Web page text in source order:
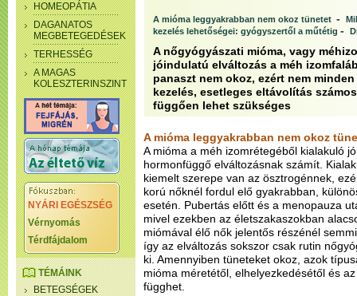
HOMEOPÁTIA
DAGANATOS
MEGBETEGEDÉSEK
TERHESSÉG
A MAGAS
KOLESZTERINSZINT
NYÁRI EGÉSZSÉG
Vérnyomás
Térdfájdalom
TÉMÁINK
BETEGSÉGEK
A mióma leggyakrabban nem okoz tünetet -
kezelés lehetőségei: gyógyszertől a műtétig -
A nőgyógyászati mióma, vagy
jóindulatú elváltozás a méh
panaszt nem okoz, ezért nem
kezelés, esetleges eltávolítás
függően lehet szükséges
A mióma leggyakrabban nem okoz
A mióma a méh izomrétegéből kialakuló
hormonfüggő elváltozásnak számít.
kiemelt szerepe van az ösztrogénnek,
korú nőknél fordul elő gyakrabban,
esetén. Pubertás előtt és a menopauza
mivel ezekben az életszakaszokban
miómával élő nők jelentős részénél
így az elváltozás sokszor csak rutin
ki. Amennyiben tüneteket okoz, azok
mióma méretétől, elhelyezkedésétől és
függhet.